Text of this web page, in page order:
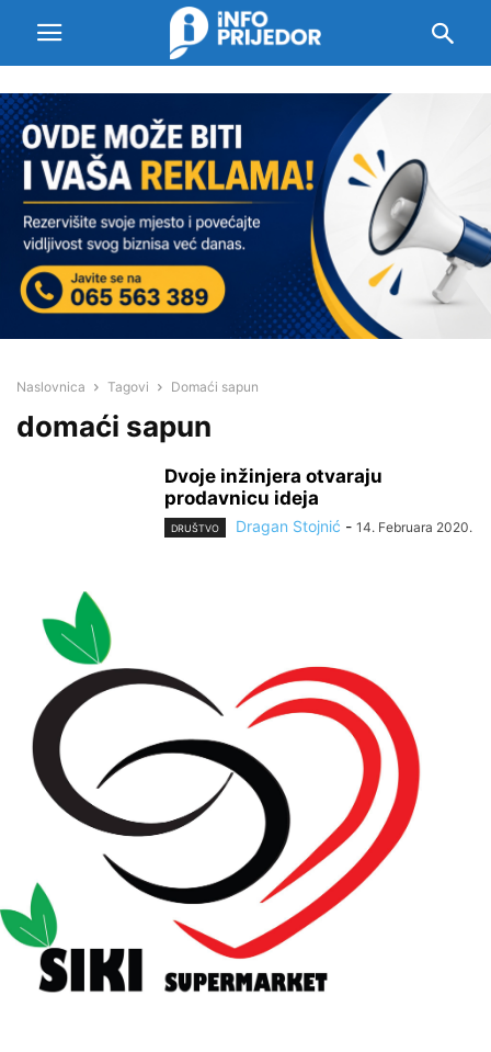
Naslovnica Tagovi Domaći sapun
domaći sapun
Dvoje inžinjera otvaraju
prodavnicu ideja
DRUŠTVO Dragan Stojnić - 14. Februara 2020.